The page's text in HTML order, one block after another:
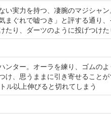
い実力を持つ、凄腕のマジシャ
まぐれで嘘つき」と評する通り
たり、ダーツのように投げつけ
ンター。オーラを練り、ゴムの
け、思うままに引き寄せること
ル以上伸びると切れてしまう